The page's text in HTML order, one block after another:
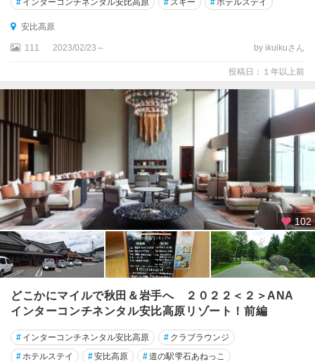
安比高原
111 2023/02/23～ by ikuikuさん
投稿日：１年以上前
102
どこかにマイルで秋田＆岩手へ ２０２２＜２＞ANA
インターコンチネンタル安比高原リゾート！前編
# インターコンチネンタル安比高原 # クラブラウンジ
# ホテルステイ #安比高原 #道の駅雫石あねっこ